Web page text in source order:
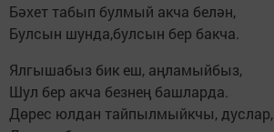
Бәхет табып булмый акча белән,
Булсын шунда,булсын бер бакча.
Ялгышабыз бик еш, аңламыйбыз,
Шул бер акча безнең башларда.
Дөрес юлдан тайпылмыйкчы, дуслар,